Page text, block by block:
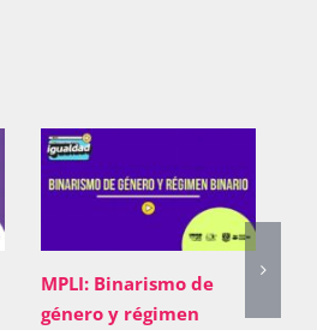
MPLI: Mirada femenina
/ Female Gaze